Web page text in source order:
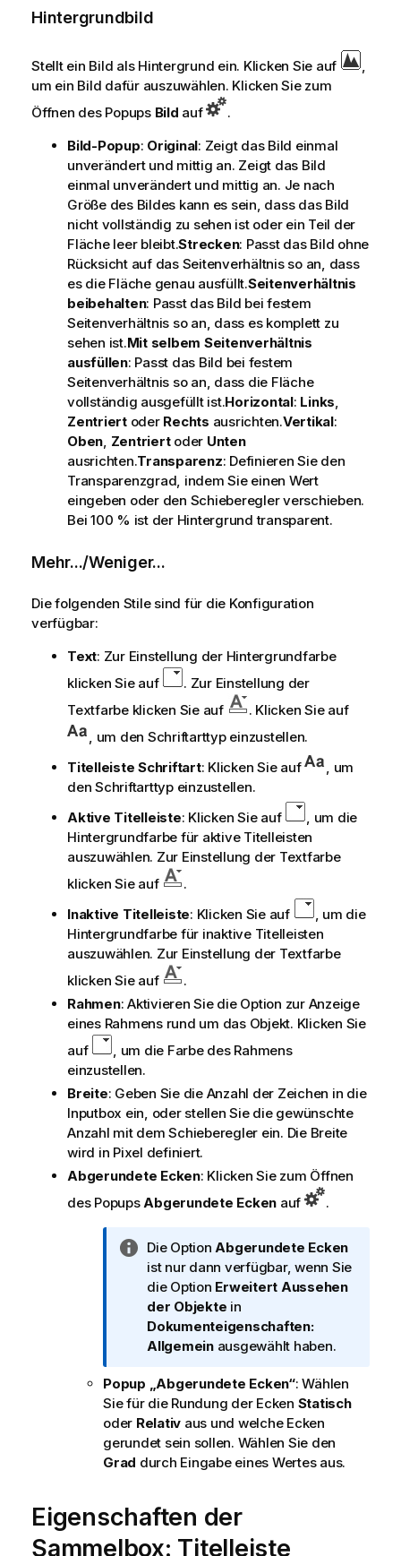
Hintergrundbild
Stellt ein Bild als Hintergrund ein. Klicken Sie auf
,
um ein Bild dafür auszuwählen. Klicken Sie zum
Öffnen des Popups Bild auf
.
Bild-Popup: Original: Zeigt das Bild einmal
unverändert und mittig an. Zeigt das Bild
einmal unverändert und mittig an. Je nach
Größe des Bildes kann es sein, dass das Bild
nicht vollständig zu sehen ist oder ein Teil der
Fläche leer bleibt.Strecken: Passt das Bild ohne
Rücksicht auf das Seitenverhältnis so an, dass
es die Fläche genau ausfüllt.Seitenverhältnis
beibehalten: Passt das Bild bei festem
Seitenverhältnis so an, dass es komplett zu
sehen ist.Mit selbem Seitenverhältnis
ausfüllen: Passt das Bild bei festem
Seitenverhältnis so an, dass die Fläche
vollständig ausgefüllt ist.Horizontal: Links,
Zentriertoder Rechts ausrichten.Vertikal:
Oben, Zentriertoder Unten
ausrichten.Transparenz: Definieren Sie den
Transparenzgrad, indem Sie einen Wert
eingeben oder den Schieberegler verschieben.
Bei 100 % ist der Hintergrund transparent.
Mehr.../Weniger...
Die folgenden Stile sind für die Konfiguration
verfügbar:
Text: Zur Einstellung der Hintergrundfarbe
klicken Sie auf
. Zur Einstellung der
Textfarbe klicken Sie auf
. Klicken Sie auf
, um den Schriftarttyp einzustellen.
Titelleiste Schriftart: Klicken Sie auf
, um
den Schriftarttyp einzustellen.
Aktive Titelleiste: Klicken Sie auf
, um die
Hintergrundfarbe für aktive Titelleisten
auszuwählen. Zur Einstellung der Textfarbe
klicken Sie auf
.
Inaktive Titelleiste: Klicken Sie auf
, um die
Hintergrundfarbe für inaktive Titelleisten
auszuwählen. Zur Einstellung der Textfarbe
klicken Sie auf
.
Rahmen: Aktivieren Sie die Option zur Anzeige
eines Rahmens rund um das Objekt. Klicken Sie
auf
, um die Farbe des Rahmens
einzustellen.
Breite: Geben Sie die Anzahl der Zeichen in die
Inputbox ein, oder stellen Sie die gewünschte
Anzahl mit dem Schieberegler ein. Die Breite
wird in Pixel definiert.
Abgerundete Ecken: Klicken Sie zum Öffnen
des PopupsAbgerundete Ecken auf .
I
n
f
o
r
m
t
i
o
n
s
n
w
Die OptionAbgerundete Ecken
ist nur dann verfügbar, wenn Sie
die Option Erweitert Aussehen
der Objekte in
Dokumenteigenschaften:
Allgemeinausgewählt haben.
Popup „Abgerundete Ecken“: Wählen
Sie für die Rundung der Ecken Statisch
oder Relativ aus und welche Ecken
gerundet sein sollen. Wählen Sie den
Grad durch Eingabe eines Wertes aus.
Eigenschaften der
Sammelbox: Titelleiste